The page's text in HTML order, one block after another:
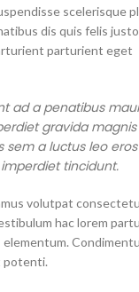
scelerisque
dis quis felis
parturient eget
ad a penatibus
gravida
sem a luctus leo eros
tincidunt.
volutpat
hac lorem
potenti.